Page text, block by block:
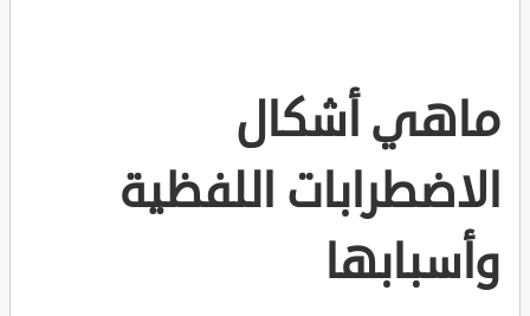
ماهي أشكال
الاضطرابات اللفظية
وأسبابها